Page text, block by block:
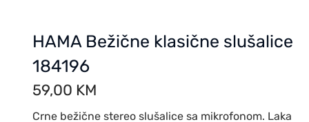
HAMA Bežične klasične slušalice
184196
59,00 KM
Crne bežične stereo slušalice sa mikrofonom. Laka